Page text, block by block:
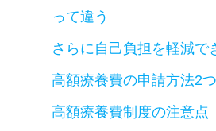
って違う
さらに自己負担を軽減で
高額療養費の申請方法2つ
高額療養費制度の注意点